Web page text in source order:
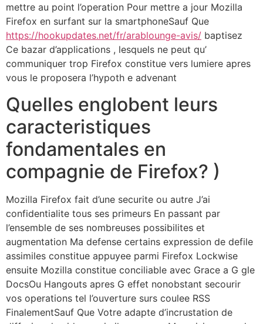
mettre au point l’operation Pour mettre a jour Mozilla
Firefox en surfant sur la smartphoneSauf Que
https://hookupdates.net/fr/arablounge-avis/ baptisez
Ce bazar d’applications , lesquels ne peut qu’
communiquer trop Firefox constitue vers lumiere apres
vous le proposera l’hypoth e advenant
Quelles englobent leurs
caracteristiques
fondamentales en
compagnie de Firefox? )
Mozilla Firefox fait d’une securite ou autre J’ai
confidentialite tous ses primeurs En passant par
l’ensemble de ses nombreuses possibilites et
augmentation Ma defense certains expression de defile
assimiles constitue appuyee parmi Firefox Lockwise
ensuite Mozilla constitue conciliable avec Grace a G gle
DocsOu Hangouts apres G effet nonobstant secourir
vos operations tel l’ouverture surs coulee RSS
FinalementSauf Que Votre adapte d’incrustation de